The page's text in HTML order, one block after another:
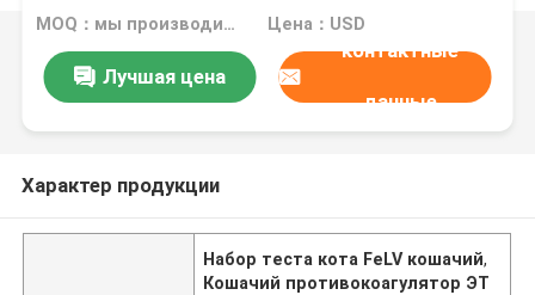
кота FeLV PCR набора теста лейкова
кошачьего кошачий
MOQ：мы производим и жидкостный и лиофилизованный набор Цена：USD
Лучшая цена
контактные
данные
Характер продукции
Набор теста кота FeLV кошачий,
Кошачий противокоагулятор ЭТ